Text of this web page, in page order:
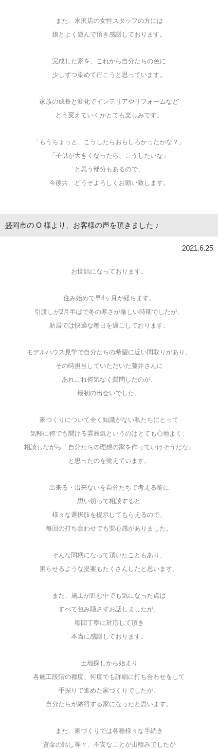
また、水沢店の女性スタッフの方には
娘とよく遊んで頂き感謝しております。
完成した家を、これから自分たちの色に
少しずつ染めて行こうと思っています。
家族の成長と変化でインテリアやリフォームなど
どう変えていくかとても楽しみです。
「もうちょっと、こうしたらおもしろかったかな？」
「子供が大きくなったら、こうしたいな」
と思う部分もあるので、
今後共、どうぞよろしくお願い致します。
盛岡市の O 様より、お客様の声を頂きました ♪
2021.6.25
お世話になっております。
住み始めて早4ヶ月が経ちます。
引渡しが2月半ばで冬の寒さが厳しい時期でしたが、
新居では快適な毎日を過ごしております。
モデルハウス見学で自分たちの希望に近い間取りがあり、
その時担当していただいた藤井さんに
あれこれ何気なく質問したのが、
最初の出会いでした。
家づくりについて全く知識がない私たちにとって
気軽に何でも聞ける雰囲気というのはとても心地よく、
相談しながら「自分たちの理想の家を作っていけそうだな」
と思ったのを覚えています。
出来る・出来ないを自分たちで考える前に
思い切って相談すると
様々な選択肢を提示してもらえるので、
毎回の打ち合わせでも安心感がありました。
そんな間柄になって頂いたこともあり、
困らせるような提案もたくさんしたと思います。
また、施工が進む中でも気になった点は
すべて包み隠さずお話しましたが、
毎回丁寧に対応して頂き
本当に感謝しております。
土地探しから始まり
各施工段階の都度、何度でも詳細に打ち合わせをして
手探りで進めた家づくりでしたが、
自分たちが納得する家になったと思います。
また、家づくりでは各種様々な手続き
資金の話し等々、不安なことが山積みでしたが